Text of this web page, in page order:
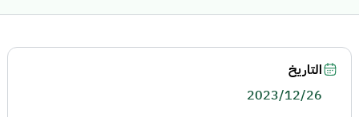
التاريخ
2023/12/26